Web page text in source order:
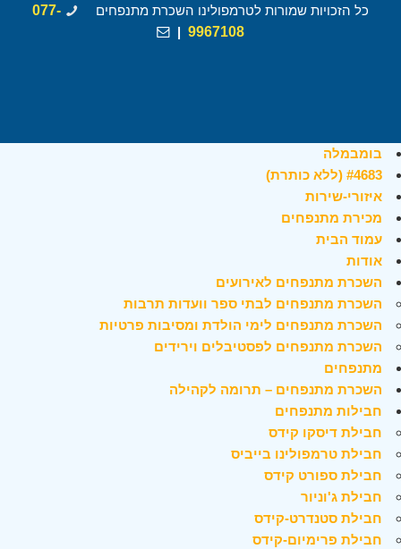
כל הזכויות שמורות לטרמפולינו השכרת מתנפחים
077-
9967108
|
בומבמלה
#4683 (ללא כותרת)
איזורי-שירות
מכירת מתנפחים
עמוד הבית
אודות
השכרת מתנפחים לאירועים
השכרת מתנפחים לבתי ספר וועדות תרבות
השכרת מתנפחים לימי הולדת ומסיבות פרטיות
השכרת מתנפחים לפסטיבלים וירידים
מתנפחים
השכרת מתנפחים – תרומה לקהילה
חבילות מתנפחים
חבילת דיסקו קידס
חבילת טרמפולינו בייביס
חבילת ספורט קידס
חבילת ג'וניור
חבילת סטנדרט-קידס
חבילת פרימיום-קידס